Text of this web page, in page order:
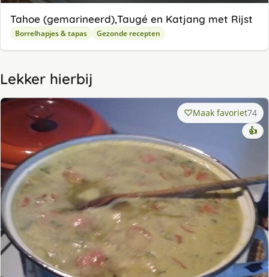
Tahoe (gemarineerd),Taugé en Katjang met Rijst
Borrelhapjes & tapas Gezonde recepten
Lekker hierbij
Maak favoriet74
👍